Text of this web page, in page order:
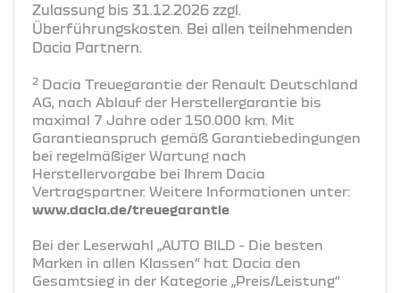
Zulassung bis 31.12.2026 zzgl.
Überführungskosten. Bei allen teilnehmenden
Dacia Partnern.
2 Dacia Treuegarantie der Renault Deutschland
AG, nach Ablauf der Herstellergarantie bis
maximal 7 Jahre oder 150.000 km. Mit
Garantieanspruch gemäß Garantiebedingungen
bei regelmäßiger Wartung nach
Herstellervorgabe bei Ihrem Dacia
Vertragspartner. Weitere Informationen unter:
www.dacia.de/treuegarantie
Bei der Leserwahl „AUTO BILD - Die besten
Marken in allen Klassen“ hat Dacia den
Gesamtsieg in der Kategorie „Preis/Leistung“